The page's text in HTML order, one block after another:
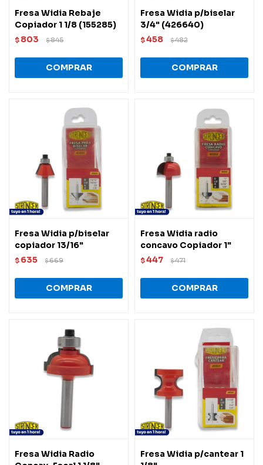
Fresa Widia Rebaje
Copiador 1 1/8 (155285)
$ 803 $845
Fresa Widia p/biselar
3/4" (426640)
$458 $482
Fresa Widia p/biselar
copiador 13/16"
$ 635 $669
Fresa Widia radio
concavo Copiador 1"
$447 $471
Fresa Widia Radio
Fresa Widia p/cantear 1